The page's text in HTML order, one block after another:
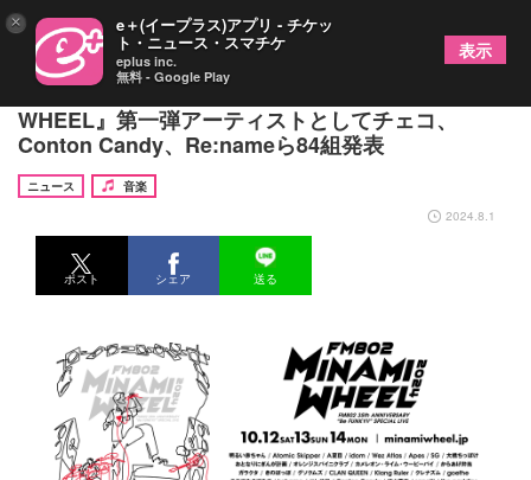
大阪ミナミのサーキットフェス『FM802 MINAMI
WHEEL』第一弾アーティストとしてチェコ、
Conton Candy、Re:nameら84組発表
ニュース
音楽
2024.8.1
ポスト シェア 送る
× e＋(イープラス)アプリ - チケッ
ト・ニュース・スマチケ
eplus inc.
無料 - Google Play
表示